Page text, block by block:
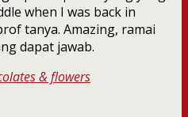
when I was back in
tanya. Amazing, ramai
dapat jawab.
& flowers